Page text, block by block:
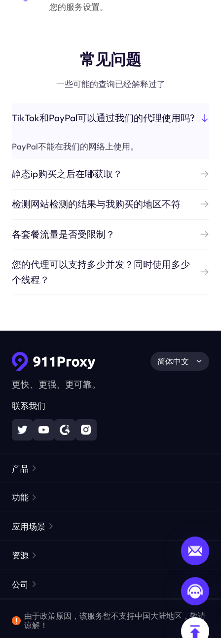
您的服务设置。
常见问题
一些可能的查询已经解释过了
TikTok和PayPal可以通过我们的代理使用吗?
PayPal不能在我们的网络上使用。
静态ip购买之后在哪获取？
检测网站检测的结果与我购买的地区不符
各套餐流量是否受限制？
您的代理可以支持多少并发？同时使用多少
个线程？
更快、更强、更可靠。
联系我们
简体中文
产品
静态住宅代理
网页抓取 API
视频下载 API
功能
ISP代理
ProxySite
应用场景
市场研究
爬行和索引
资源
常见问题解答
位置
公司
企业服务
由于政策原因，该服务暂不支持中国大陆地区，敬请
谅解！